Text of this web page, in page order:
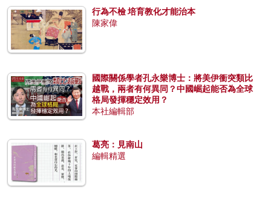
行為不檢 培育教化才能治本
陳家偉
國際關係學者孔永樂博士：將美伊衝突類比
越戰，兩者有何異同？中國崛起能否為全球
格局發揮穩定效用？
本社編輯部
葛亮：見南山
編輯精選